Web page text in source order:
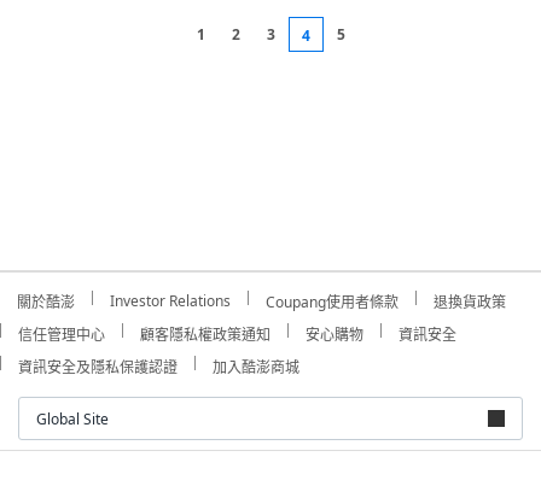
1 2 3 4 5
關於酷澎 Investor Relations Coupang使用者條款
退換貨政策
信任管理中心
顧客隱私權政策通知 安心購物
資訊安全
資訊安全及隱私保護認證
加入酷澎商城
Global Site